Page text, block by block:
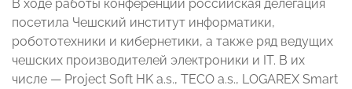
В ходе работы конференции российская делегация
посетила Чешский институт информатики,
робототехники и кибернетики, а также ряд ведущих
чешских производителей электроники и IT. В их
числе — Project Soft HK a.s., TECO a.s., LOGAREX Smart